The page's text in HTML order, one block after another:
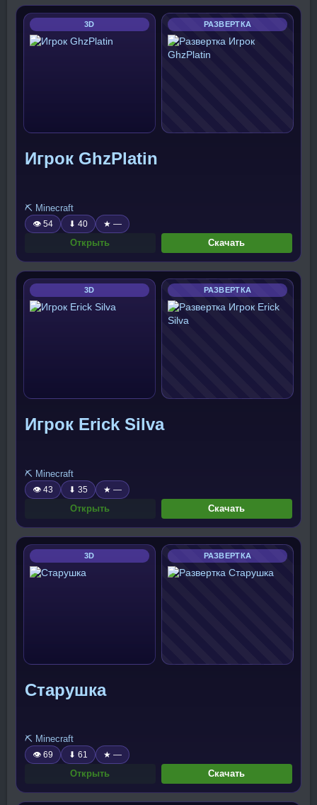
3D РАЗВЕРТКА
Игрок GhzPlatin
⛏️ Minecraft
👁 54 ⬇ 40 ★ —
Открыть Скачать
3D РАЗВЕРТКА
Игрок Erick Silva
⛏️ Minecraft
👁 43 ⬇ 35 ★ —
Открыть Скачать
3D РАЗВЕРТКА
Старушка
⛏️ Minecraft
👁 69 ⬇ 61 ★ —
Открыть Скачать